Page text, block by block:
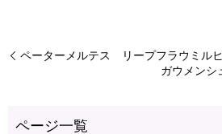
ペーターメルテス リープフラウミルヒ
ガウメン